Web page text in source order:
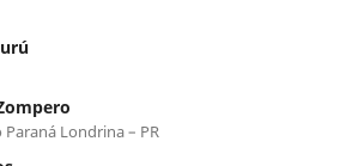
Londrina – PR